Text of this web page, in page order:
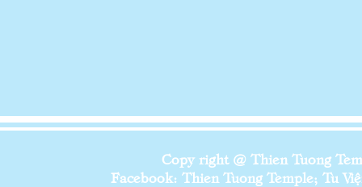
Copy right @ Thien Tuong
Facebook: Thien Tuong Temple; Tu